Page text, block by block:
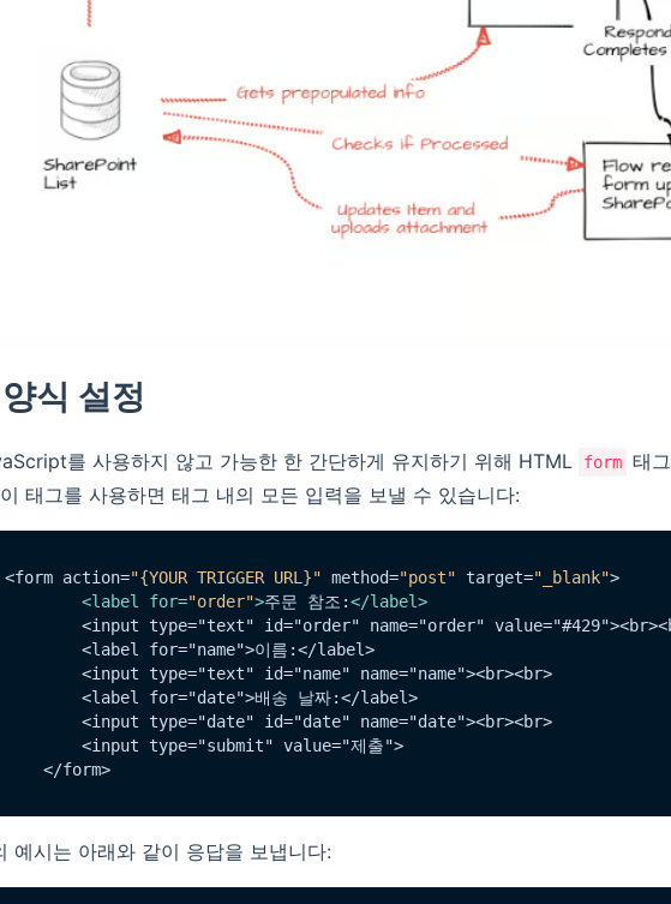
식 설정
를 사용하지 않고 가능한 한 간단하게 유지하기 위해 HTML form 태
태그를 사용하면 태그 내의 모든 입력을 보낼 수 있습니다:
<form action="{YOUR TRIGGER URL}" method="post" target="_blank">
<label for="order">주문 참조:</label>
<input type="text" id="order" name="order"
        <label for="name">이름:</label>
        <input type="text" id="name" name="name"><br><br>
        <label for="date">배송 날짜:</label>
        <input type="date" id="date" name="date"><br><br>
        <input type="submit" value="제출">
    </form>
예시는 아래와 같이 응답을 보냅니다: